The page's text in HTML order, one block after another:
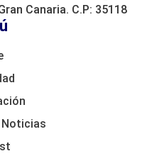
Noticias
Canaria. C.P: 35118